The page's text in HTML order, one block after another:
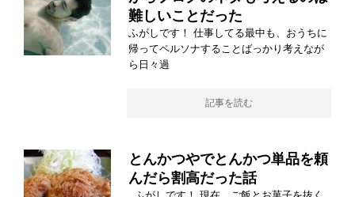
難しいことだった
ふがしです！ 仕事してる最中も、おうちに
帰ってペルソナすることばっかり考えなが
ら日々過
記事を読む
とんかつやでとんかつ単品を頼
んだら割高だった話